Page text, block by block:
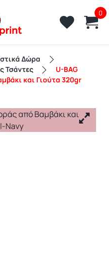
0
Δώρα
Τσάντες
U-BAG
και Γιούτα 320gr